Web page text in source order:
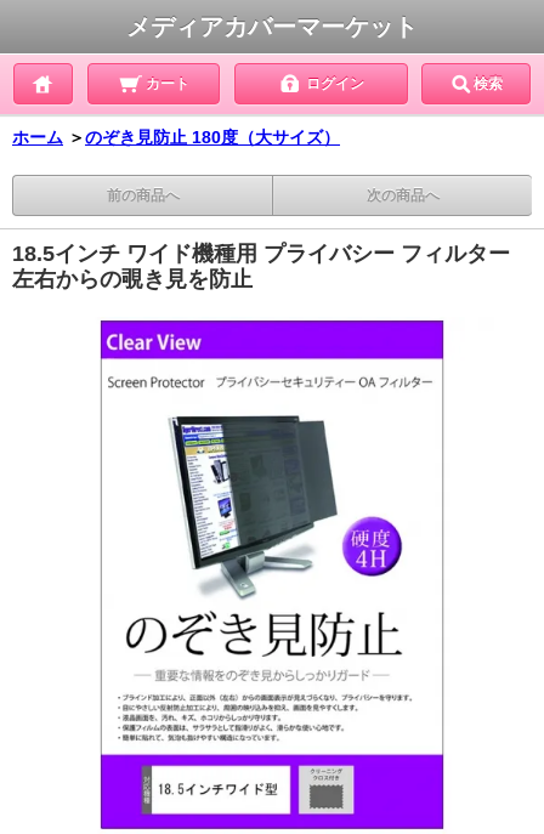
メディアカバーマーケット
カート ログイン 検索
ホーム ＞のぞき見防止 180度（大サイズ）
前の商品へ 次の商品へ
18.5インチ ワイド機種用 プライバシー フィルター
左右からの覗き見を防止